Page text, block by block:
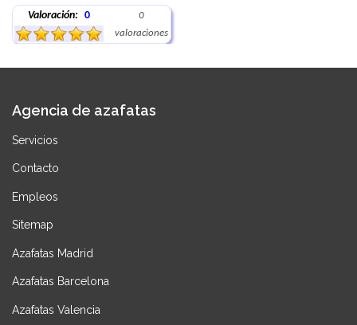
Valoración: 0
0
valoraciones
Agencia de azafatas
Servicios
Contacto
Empleos
Sitemap
Azafatas Madrid
Azafatas Barcelona
Azafatas Valencia